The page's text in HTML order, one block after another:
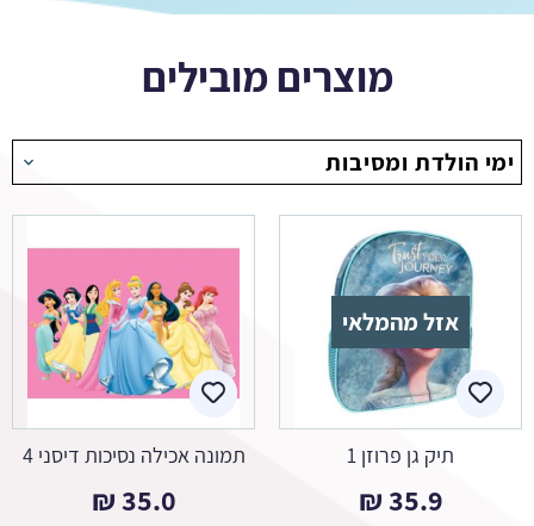
מוצרים מובילים
ימי הולדת ומסיבות
אזל מהמלאי
תיק גן פרוזן 1
35.9
₪
תמונה אכילה נסיכות דיסני 4
35.0
₪